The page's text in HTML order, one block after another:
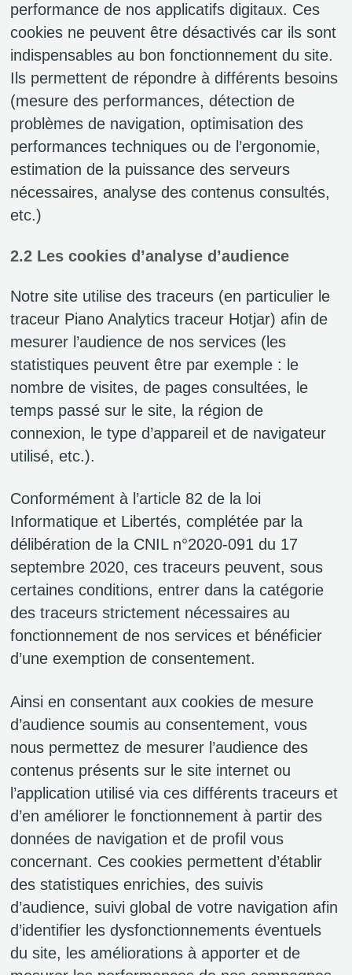
performance de nos applicatifs digitaux. Ces
cookies ne peuvent être désactivés car ils sont
indispensables au bon fonctionnement du site.
Ils permettent de répondre à différents besoins
(mesure des performances, détection de
problèmes de navigation, optimisation des
performances techniques ou de l’ergonomie,
estimation de la puissance des serveurs
nécessaires, analyse des contenus consultés,
etc.)
2.2 Les cookies d’analyse d’audience
Notre site utilise des traceurs (en particulier le
traceur Piano Analytics traceur Hotjar) afin de
mesurer l’audience de nos services (les
statistiques peuvent être par exemple : le
nombre de visites, de pages consultées, le
temps passé sur le site, la région de
connexion, le type d’appareil et de navigateur
utilisé, etc.).
Conformément à l’article 82 de la loi
Informatique et Libertés, complétée par la
délibération de la CNIL n°2020-091 du 17
septembre 2020, ces traceurs peuvent, sous
certaines conditions, entrer dans la catégorie
des traceurs strictement nécessaires au
fonctionnement de nos services et bénéficier
d’une exemption de consentement.
Ainsi en consentant aux cookies de mesure
d’audience soumis au consentement, vous
nous permettez de mesurer l’audience des
contenus présents sur le site internet ou
l’application utilisé via ces différents traceurs et
d’en améliorer le fonctionnement à partir des
données de navigation et de profil vous
concernant. Ces cookies permettent d’établir
des statistiques enrichies, des suivis
d’audience, suivi global de votre navigation afin
d’identifier les dysfonctionnements éventuels
du site, les améliorations à apporter et de